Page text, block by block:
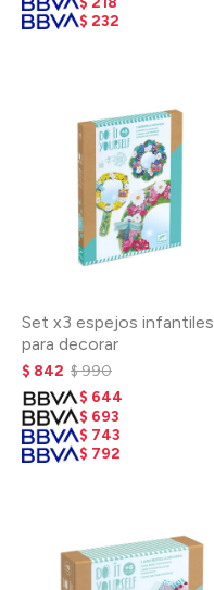
$ 232
Set x3 espejos infantiles
para decorar
$ 842 $990
$ 644
$ 693
$ 743
$ 792